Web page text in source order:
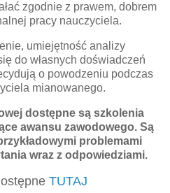
zgodnie z prawem, dobrem
pracy nauczyciela.
umiejętność analizy
do własnych doświadczeń
o powodzeniu podczas
mianowanego.
dostępne są szkolenia
awansu zawodowego. Są
problemami
wraz z odpowiedziami.
TUTAJ